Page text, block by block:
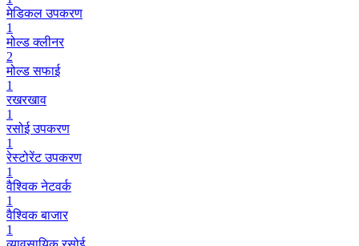
मेडिकल उपकरण
1
मोल्ड क्लीनर
2
मोल्ड सफाई
1
रखरखाव
1
रसोई उपकरण
1
रेस्टोरेंट उपकरण
1
वैश्विक नेटवर्क
1
वैश्विक बाजार
1